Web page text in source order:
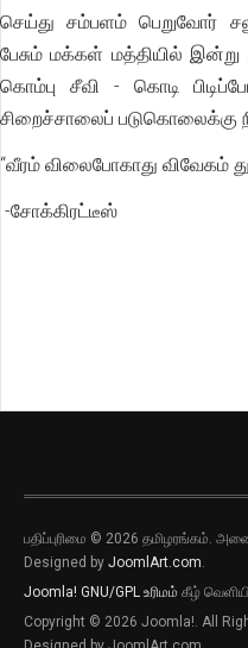
செய்து சம்பளம் பெறுவோர்
பேசும் மக்கள் மத்தியில் இன்று
கொம்பு சீவி - கொடி
சிறைச்சாலைப் படுகொலைக்கு
“வீரம் விலைபோகாது விவேகம்
-சோக்கிரட்டீஸ்
பதிப்புரிமை © 2026 தமிழரங்கம்.
Designed by JoomlArt.com
Joomla! GNU/GPL உரிமம் கீழ்
Copyright © 2026 Joomla!. All